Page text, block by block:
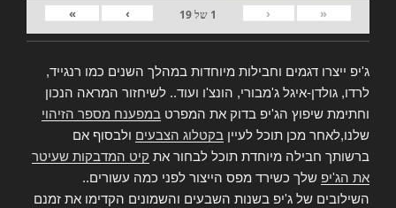
«
‹
1 של19
›
»
ג'יפ ייצרו דגמים וחבילות מיוחדות במהלך השנים כמו רנגייד,
לרדו, גולדן-איגל ג'מבורי, הונצ'ו ועוד.. לשיחזור המראה הנכון
וחתימת שיפוץ הג'יפ בדוק את המפרט במפענח מספר הזיהוי
שלנו,לאחר מכן תוכל לעיין בקטלוג הצבעים ולבסוף אם
ברשותך חבילה מיוחדת תוכל לבחור את קיט המדבקות שעיטר
את הג'יפ שלך כשירד מפס הייצור לפני כמה עשורים..
השילובים של ג'יפ בשנות השבעים והשמונים הקדימו את זמנם